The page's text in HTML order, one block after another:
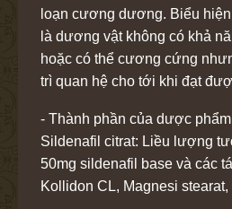
loạn cương dương. Biểu
là dương vật không có khả
hoặc có thể cương cứng
trì quan hệ cho tới khi đạt
- Thành phần của dược
Sildenafil citrat: Liều lượng
50mg sildenafil base và các
Kollidon CL, Magnesi